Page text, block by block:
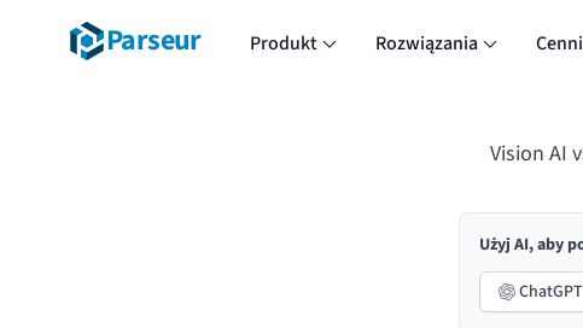
Parseur Produkt Rozwiązania
Vision AI
Użyj AI, aby
ChatGPT